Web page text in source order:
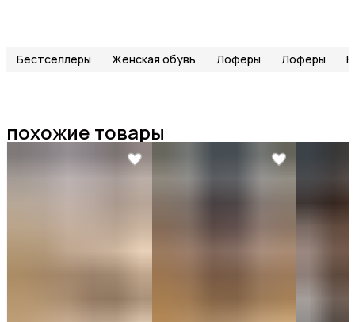
Бестселлеры Женская обувь Лоферы Лоферы
похожие товары